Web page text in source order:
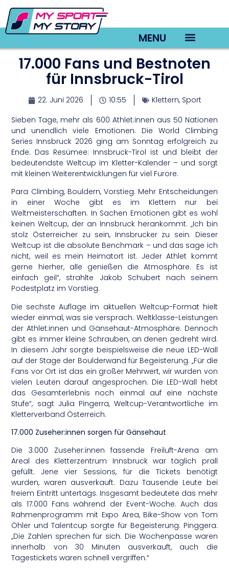
MENU
17.000 Fans und Bestnoten
für Innsbruck-Tirol
22. Juni 2026 10:55 Klettern, Sport
Sieben Tage, mehr als 600 Athlet:innen aus 50 Nationen
und unendlich viele Emotionen. Die World Climbing
Series Innsbruck 2026 ging am Sonntag erfolgreich zu
Ende. Das Resümee: Innsbruck-Tirol ist und bleibt der
bedeutendste Weltcup im Kletter-Kalender – und sorgt
mit kleinen Weiterentwicklungen für viel Furore.
Para Climbing, Bouldern, Vorstieg. Mehr Entscheidungen
in einer Woche gibt es im Klettern nur bei
Weltmeisterschaften. In Sachen Emotionen gibt es wohl
keinen Weltcup, der an Innsbruck herankommt. „Ich bin
stolz Österreicher zu sein, Innsbrucker zu sein. Dieser
Weltcup ist die absolute Benchmark – und das sage ich
nicht, weil es mein Heimatort ist. Jeder Athlet kommt
gerne hierher, alle genießen die Atmosphäre. Es ist
einfach geil“, strahlte Jakob Schubert nach seinem
Podestplatz im Vorstieg.
Die sechste Auflage im aktuellen Weltcup-Format hielt
wieder einmal, was sie versprach: Weltklasse-Leistungen
der Athlet:innen und Gänsehaut-Atmosphäre. Dennoch
gibt es immer kleine Schrauben, an denen gedreht wird.
In diesem Jahr sorgte beispielsweise die neue LED-Wall
auf der Stage der Boulderwand für Begeisterung. „Für die
Fans vor Ort ist das ein großer Mehrwert, wir wurden von
vielen Leuten darauf angesprochen. Die LED-Wall hebt
das Gesamterlebnis noch einmal auf eine nächste
Stufe“, sagt Julia Pingerra, Weltcup-Verantwortliche im
Kletterverband Österreich.
17.000 Zuseher:innen sorgen für Gänsehaut
Die 3.000 Zuseher:innen fassende Freiluft-Arena am
Areal des Kletterzentrum Innsbruck war täglich prall
gefüllt. Jene vier Sessions, für die Tickets benötigt
wurden, waren ausverkauft. Dazu Tausende Leute bei
freiem Eintritt untertags. Insgesamt bedeutete das mehr
als 17.000 Fans während der Event-Woche. Auch das
Rahmenprogramm mit Expo Area, Bike-Show von Tom
Öhler und Talentcup sorgte für Begeisterung. Pinggera:
„Die Zahlen sprechen für sich. Die Wochenpässe waren
innerhalb von 30 Minuten ausverkauft, auch die
Tagestickets waren schnell vergriffen.“